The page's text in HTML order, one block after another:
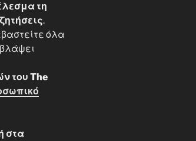
τη
.
όλα
του The
στα